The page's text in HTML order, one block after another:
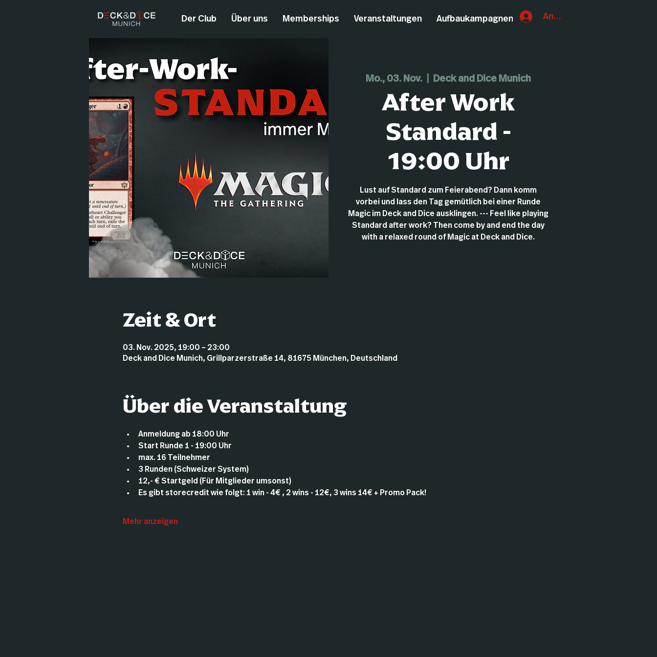
Der Club Über uns Memberships Veranstaltungen Aufbaukampagnen Anmelden
Mo., 03. Nov. Deck and Dice Munich
After Work
Standard -
19:00 Uhr
Lust auf Standard zum Feierabend? Dann komm
vorbei und lass den Tag gemütlich bei einer Runde
Magic im Deck and Dice ausklingen. --- Feel like playing
Standard after work? Then come by and end the day
with a relaxed round of Magic at Deck and Dice.
Zeit & Ort
03. Nov. 2025, 19:00 – 23:00
Deck and Dice Munich, Grillparzerstraße 14, 81675 München, Deutschland
Über die Veranstaltung
Anmeldung ab 18:00 Uhr
Start Runde 1 - 19:00 Uhr
max. 16 Teilnehmer
3 Runden (Schweizer System)
12,- € Startgeld (Für Mitglieder umsonst)
Es gibt storecredit wie folgt: 1 win - 4€ , 2 wins - 12€, 3 wins 14€ + Promo Pack!
Mehr anzeigen